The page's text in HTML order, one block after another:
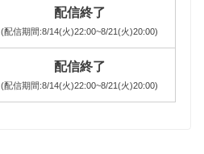
配信終了
(配信期間:8/14(火)22:00~8/21(火)20:00)
配信終了
(配信期間:8/14(火)22:00~8/21(火)20:00)